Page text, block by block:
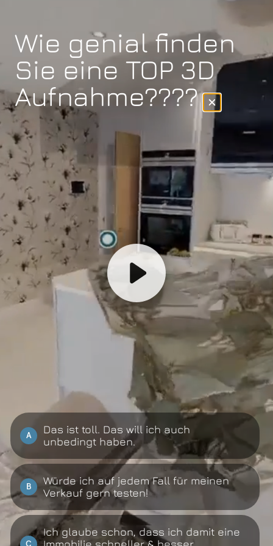
Wie genial finden
Sie eine TOP 3D
Aufnahme????
A
Das ist toll. Das will ich auch
unbedingt haben.
B
Würde ich auf jedem Fall für meinen
Verkauf gern testen!
C
Ich glaube schon, dass ich damit eine